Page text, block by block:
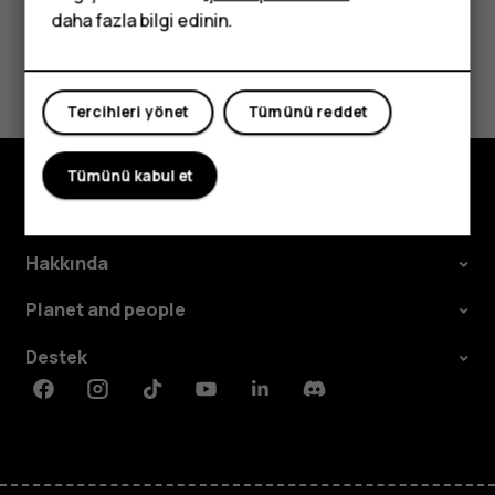
Bu size yardımcı oldu mu?
Hakkında
Planet and people
Destek
FacebookInstagramTiktokYoutubeLinkedinDiscord
daha fazla bilgi edinin.
Tümünü reddet
Tercihleri yönet
Tümünü kabul et